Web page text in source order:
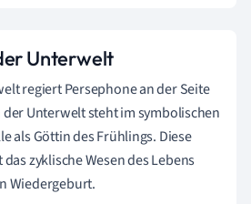
Unterwelt
regiert Persephone an der Seite
der Unterwelt steht im symbolischen
als Göttin des Frühlings. Diese
zyklische Wesen des Lebens
Wiedergeburt.